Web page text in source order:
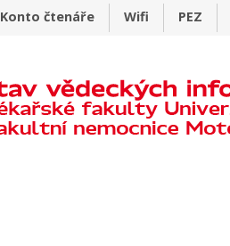
Konto čtenáře Wifi PEZ